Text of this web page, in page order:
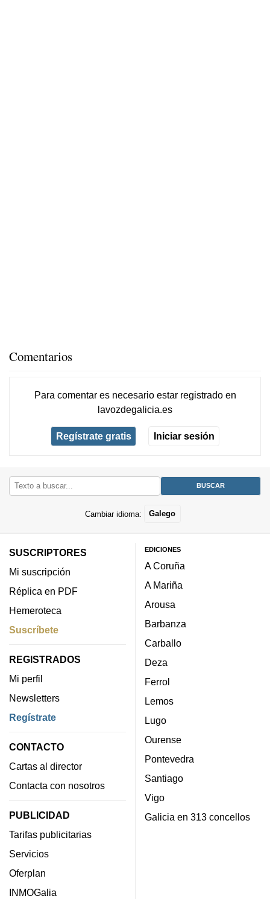
Comentarios
Para comentar es necesario estar registradoen
lavozdegalicia.es
Regístrate gratis Iniciar sesión
Cambiar idioma: Galego
SUSCRIPTORES
Mi suscripción
Réplica en PDF
Hemeroteca
Suscríbete
REGISTRADOS
Mi perfil
Newsletters
Regístrate
CONTACTO
Cartas al director
Contacta con nosotros
PUBLICIDAD
Tarifas publicitarias
Servicios
Oferplan
INMOGalia
EDICIONES
A Coruña
A Mariña
Arousa
Barbanza
Carballo
Deza
Ferrol
Lemos
Lugo
Ourense
Pontevedra
Santiago
Vigo
Galicia en 313 concellos